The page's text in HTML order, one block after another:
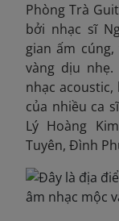
Phòng Trà
bởi nhạc sĩ
gian ấm
vàng dịu
nhạc
của nhiều ca
Lý Hoàng
Tuyên, Đình